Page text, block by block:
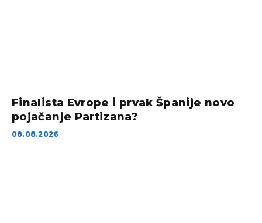
Finalista Evrope i prvak Španije novo
pojačanje Partizana?
08.08.2026